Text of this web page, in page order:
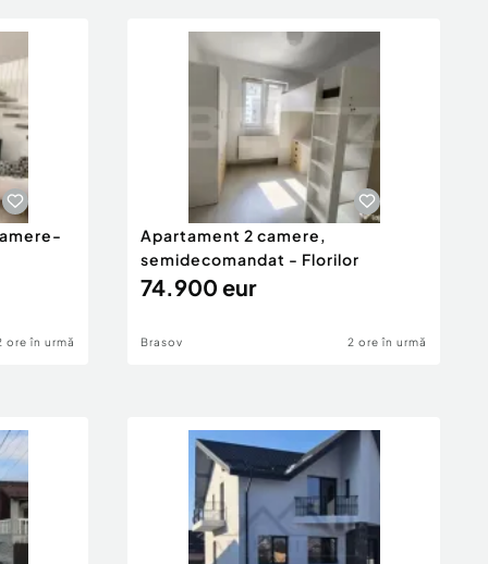
ore în urmă
Apartament 2 camere,
semidecomandat - Florilor
74.900 eur
Brasov 2 ore în urmă